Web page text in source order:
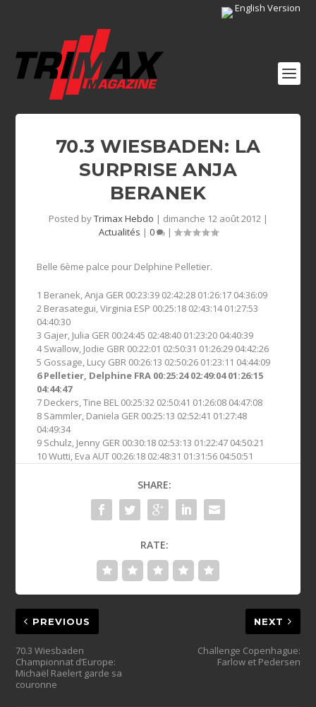
English Version
70.3 WIESBADEN: LA
SURPRISE ANJA
BERANEK
Posted byTrimax Hebdo | dimanche 12 août 2012|
Actualités | 0 |
Belle 6ème palce pour Delphine Pelletier.
1 Beranek, Anja GER 00:23:39 02:42:28 01:26:17 04:36:09
2 Berasategui, Virginia ESP 00:25:18 02:43:14 01:27:53
04:40:30
3 Gajer, Julia GER 00:24:45 02:48:40 01:23:20 04:40:39
4 Swallow, Jodie GBR 00:22:01 02:50:31 01:26:29 04:42:26
5 Gossage, Lucy GBR 00:26:13 02:50:26 01:23:11 04:44:09
6 Pelletier, Delphine FRA 00:25:24 02:49:04 01:26:15
04:44:47
7 Deckers, Tine BEL 00:25:32 02:50:41 01:26:08 04:47:08
8 Sämmler, Daniela GER 00:25:13 02:52:41 01:27:48
04:49:34
9 Schulz, Jenny GER 00:30:18 02:53:13 01:22:47 04:50:21
10 Wutti, Eva AUT 00:26:18 02:48:31 01:31:56 04:50:51
SHARE:
RATE:
PREVIOUS
70.3 Wiesbaden
Championnat d’Europe:
Michaël Raelert garde sa
couronne
NEXT
Challenge Copenhague:
Farlow et Pedersen